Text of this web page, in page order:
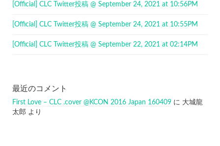
[Official] CLC Twitter投稿 @ September 24, 2021 at 10:56PM
[Official] CLC Twitter投稿 @ September 24, 2021 at 10:55PM
[Official] CLC Twitter投稿 @ September 22, 2021 at 02:14PM
最近のコメント
First Love – CLC .cover @KCON 2016 Japan 160409 に 大城龍
太郎 より